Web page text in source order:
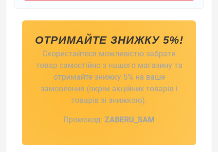
ОТРИМАЙТЕ ЗНИЖКУ 5%!
Скористайтеся можливістю забрати
товар самостійно з нашого магазину та
отримайте знижку 5% на ваше
замовлення (окрім акційних товарів і
товарів зі знижкою).
Промокод: ZABERU_SAM